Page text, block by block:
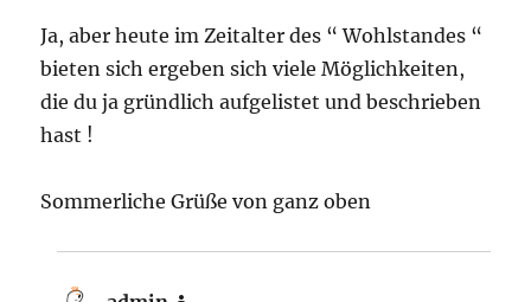
Ja, aber heute im Zeitalter des “ Wohlstandes “
bieten sich ergeben sich viele Möglichkeiten,
die du ja gründlich aufgelistet und beschrieben
hast !
Sommerliche Grüße von ganz oben